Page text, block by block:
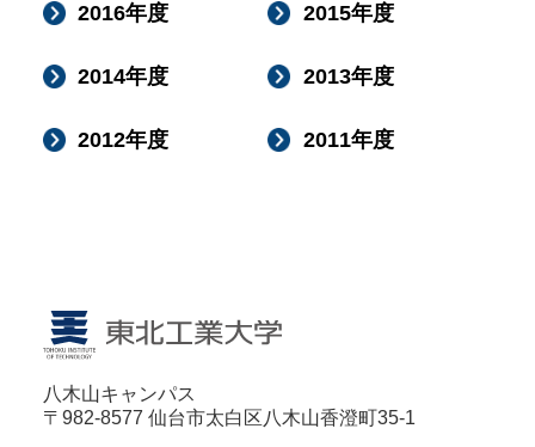
2016年度 2015年度
2014年度 2013年度
2012年度 2011年度
八木山キャンパス
〒982-8577 仙台市太白区八木山香澄町35-1